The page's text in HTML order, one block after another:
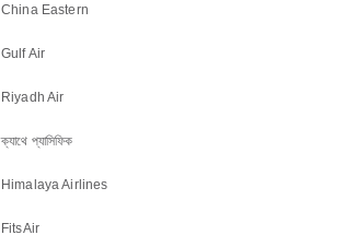
China Eastern
Gulf Air
Riyadh Air
ক্যাথে প্যাসিফিক
Himalaya Airlines
FitsAir